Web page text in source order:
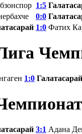
1:5
0:0
1:0 Фатих
1:0 Галатасарай
3:1 Адана